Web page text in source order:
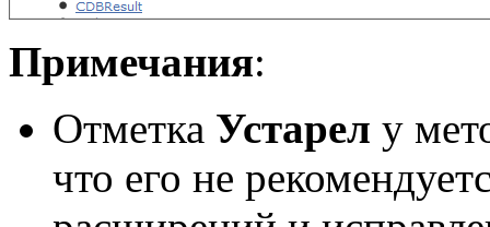
Примечания:
Отметка Устарел у
что его не